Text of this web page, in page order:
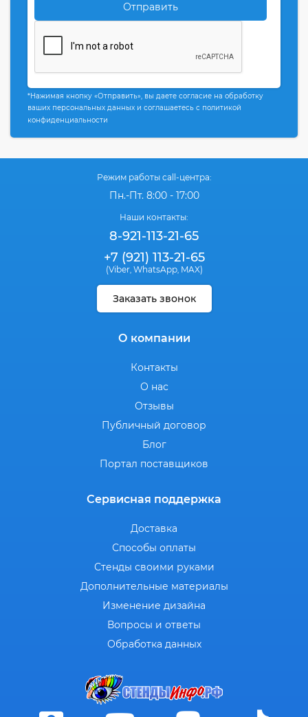
Отправить
*Нажимая кнопку «Отправить», вы даете согласие на обработку
ваших персональных данных и соглашаетесь с политикой
конфиденциальности
Режим работы call-центра:
Пн.-Пт. 8:00 - 17:00
Наши контакты:
8-921-113-21-65
+7 (921) 113-21-65
(Viber, WhatsApp, MAX)
Заказать звонок
О компании
Контакты
О нас
Отзывы
Публичный договор
Блог
Портал поставщиков
Сервисная поддержка
Доставка
Способы оплаты
Стенды своими руками
Дополнительные материалы
Изменение дизайна
Вопросы и ответы
Обработка данных